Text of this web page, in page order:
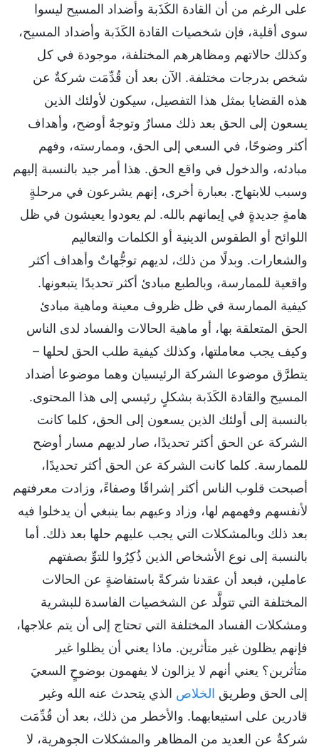
على الرغم من أن القادة الكَذَبة وأضداد المسيح ليسوا
سوى أقلية، فإن شخصيات القادة الكَذَبة وأضداد المسيح،
وكذلك حالاتهم ومظاهرهم المختلفة، موجودة في كل
شخص بدرجات مختلفة. الآن بعد أن قُدِّمَت شركةٌ عن
هذه القضايا بمثل هذا التفصيل، سيكون لأولئك الذين
يسعون إلى الحق بعد ذلك مسارٌ وتوجهٌ أوضح، وأهداف
أكثر وضوحًا، في السعي إلى الحق، وممارسته، وفهم
مبادئه، والدخول في واقع الحق. هذا أمر جيد بالنسبة إليهم
وسبب للابتهاج. بعبارة أخرى، إنهم يشرعون في مرحلةٍ
هامةٍ جديدةٍ في إيمانهم بالله. لم يعودوا يعيشون في ظل
اللوائح أو الطقوس الدينية أو الكلمات والتعاليم
والشعارات. وبدلًا من ذلك، لديهم توجُّهاتٌ وأهداف أكثر
واقعية للممارسة، وبالطبع مبادئ أكثر تحديدًا يتبعونها.
كيفية الممارسة في ظل ظروف معينة وماهية مبادئ
الحق المتعلقة بها، أو ماهية الحالات والفساد لدى الناس
وكيف يجب معاملتها، وكذلك كيفية طلب الحق لحلها –
يتطرَّق موضوعا الشركة الرئيسيان وهما موضوعا أضداد
المسيح والقادة الكَذَبة بشكلٍ رئيسي إلى هذا المحتوى.
بالنسبة إلى أولئك الذين يسعون إلى الحق، كلما كانت
الشركة عن الحق أكثر تحديدًا، صار لديهم مسار أوضح
للممارسة. كلما كانت الشركة عن الحق أكثر تحديدًا،
أصبحت قلوب الناس أكثر إشراقًا وصفاءً، وزادت معرفتهم
لأنفسهم وفهمهم لها، وزاد وعيهم بما ينبغي أن يدخلوا فيه
بعد ذلك وبالمشكلات التي يجب عليهم حلها بعد ذلك. أما
بالنسبة إلى نوع الأشخاص الذين ذُكِرُوا للتوِّ بصفتهم
عاملين، فبعد أن عقدنا شركةً باستفاضةٍ عن الحالات
المختلفة التي تتولَّد عن الشخصيات الفاسدة للبشرية
ومشكلات الفساد المختلفة التي تحتاج إلى أن يتم علاجها،
فإنهم يظلون غير متأثرين. ماذا يعني أن يظلوا غير
متأثرين؟ يعني أنهم لا يزالون لا يفهمون بوضوحٍ السعيَ
إلى الحق وطريق الخلاص الذي يتحدث عنه الله وغير
قادرين على استيعابهما. والأخطر من ذلك، بعد أن قُدِّمَت
شركةٌ عن العديد من المظاهر والمشكلات الجوهرية، لا